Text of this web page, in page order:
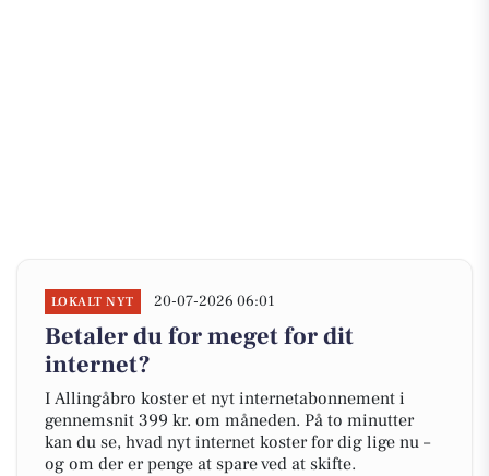
LOKALT NYT 20-07-2026 06:01
Betaler du for meget for dit
internet?
I Allingåbro koster et nyt internetabonnement i
gennemsnit 399 kr. om måneden. På to minutter
kan du se, hvad nyt internet koster for dig lige nu –
og om der er penge at spare ved at skifte.